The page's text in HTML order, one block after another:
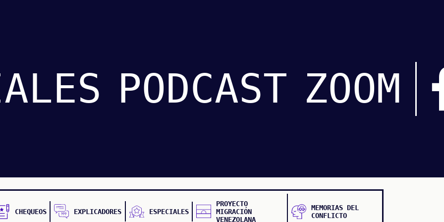
PODCAST ZOOM
CHEQUEOS EXPLICADORES ESPECIALES
PROYECTO
MIGRACIÓN
VENEZOLANA
MEMORIAS DEL
CONFLICTO